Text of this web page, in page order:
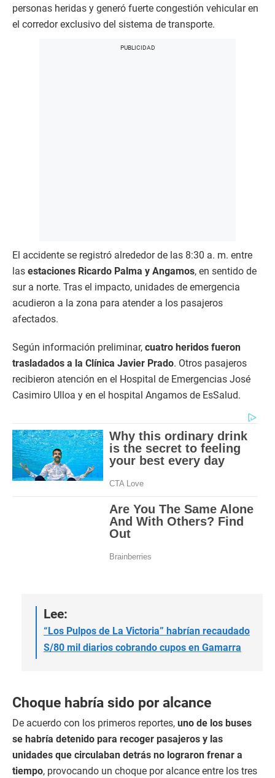
personas heridas y generó fuerte congestión vehicular en
el corredor exclusivo del sistema de transporte.
El accidente se registró alrededor de las 8:30 a. m. entre
las estaciones Ricardo Palma y Angamos, en sentido de
sur a norte. Tras el impacto, unidades de emergencia
acudieron a la zona para atender a los pasajeros
afectados.
Según información preliminar, cuatro heridos fueron
trasladados a la Clínica Javier Prado. Otros pasajeros
recibieron atención en el Hospital de Emergencias José
Casimiro Ulloa y en el hospital Angamos de EsSalud.
Lee:
“Los Pulpos de La Victoria” habrían recaudado
S/80 mil diarios cobrando cupos en Gamarra
Choque habría sido por alcance
De acuerdo con los primeros reportes, uno de los buses
se habría detenido para recoger pasajeros y las
unidades que circulaban detrás no lograron frenar a
tiempo, provocando un choque por alcance entre los tres